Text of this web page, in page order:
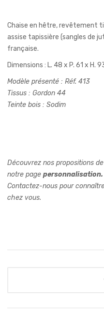
Chaise en hêtre, revêtement
assise tapissière (sangles de
française.
Dimensions : L. 48 x P. 61 x H.
Modèle présenté : Réf. 413
Tissus : Gordon 44
Teinte bois : Sodim
Découvrez nos propositions
notre page personnalisation.
Contactez-nous pour
chez vous.